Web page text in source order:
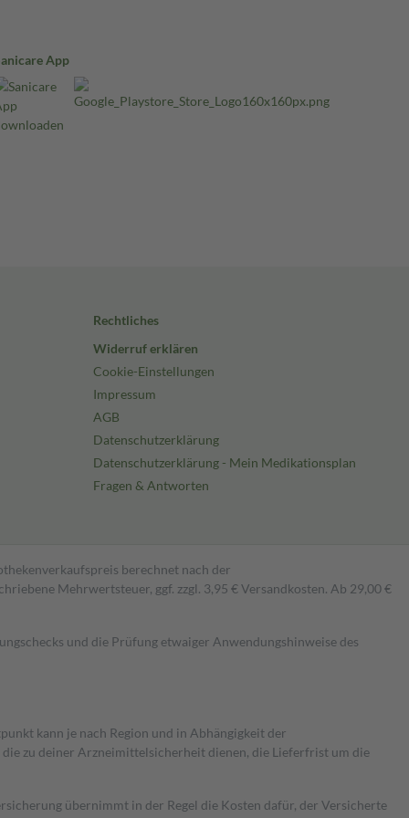
App
Rechtliches
Widerruf erklären
Cookie-Einstellungen
Impressum
AGB
Datenschutzerklärung
Datenschutzerklärung - Mein Medikationsplan
Fragen & Antworten
berechnet nach der
Mehrwertsteuer, ggf. zzgl. 3,95 € Versandkosten. Ab 29,00 €
und die Prüfung etwaiger Anwendungshinweise des
kann je nach Region und in Abhängigkeit der
zu deiner Arzneimittelsicherheit dienen, die Lieferfrist um die
übernimmt in der Regel die Kosten dafür, der Versicherte